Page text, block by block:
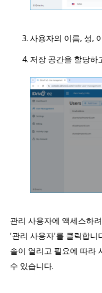
사용자의 이름, 성,
저장 공간을 할당하
관리 사용자에 액세스하
'관리 사용자'를 클릭합니
솔이 열리고 필요에 따라
수 있습니다.